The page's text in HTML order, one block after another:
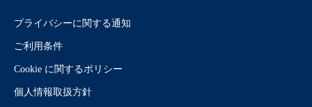
プライバシーに関する通知
ご利用条件
Cookie に関するポリシー
個人情報取扱方針